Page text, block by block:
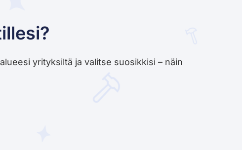
yrityksiltä ja valitse suosikkisi – näin